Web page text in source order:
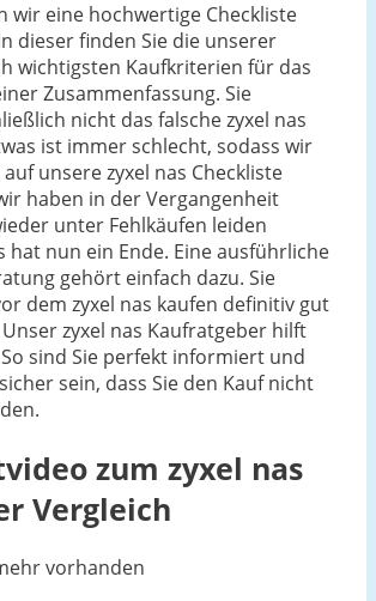
wir eine hochwertige Checkliste
dieser finden Sie die unserer
wichtigsten Kaufkriterien für das
Zusammenfassung. Sie
nicht das falsche zyxel nas
ist immer schlecht, sodass wir
unsere zyxel nas Checkliste
haben in der Vergangenheit
unter Fehlkäufen leiden
hat nun ein Ende. Eine ausführliche
gehört einfach dazu. Sie
dem zyxel nas kaufen definitiv gut
zyxel nas Kaufratgeber hilft
sind Sie perfekt informiert und
sein, dass Sie den Kauf nicht
zum zyxel nas
Vergleich
vorhanden